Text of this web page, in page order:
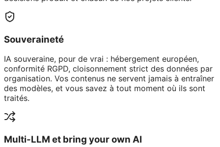
Souveraineté
IA souveraine, pour de vrai : hébergement européen,
conformité RGPD, cloisonnement strict des données par
organisation. Vos contenus ne servent jamais à entraîner
des modèles, et vous savez à tout moment où ils sont
traités.
Multi-LLM et bring your own AI